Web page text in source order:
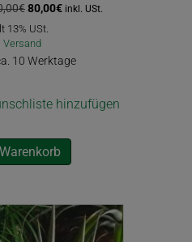
€Ursprünglicher
Preis
war:
90,00€
80,00€Aktueller
inkl. USt.
13% USt.
Versand
10 Werktage
hinzufügen